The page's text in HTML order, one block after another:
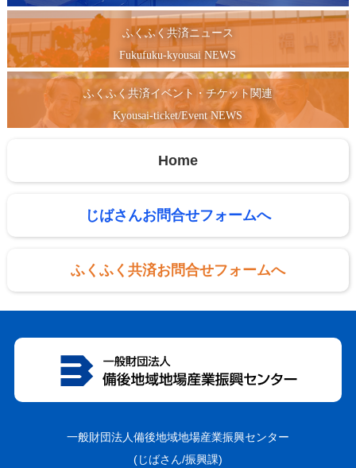
ふくふく共済ニュース
Fukufuku-kyousai NEWS
ふくふく共済イベント・チケット関連
Kyousai-ticket/Event NEWS
Home
じばさんお問合せフォームへ
ふくふく共済お問合せフォームへ
一般財団法人備後地域地場産業振興センター
(じばさん/振興課)